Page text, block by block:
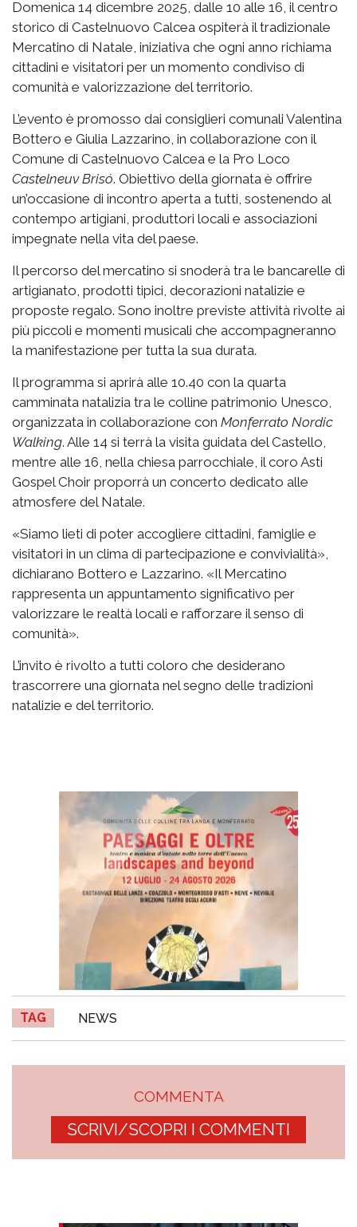
Domenica 14 dicembre 2025, dalle 10 alle 16, il centro
storico di Castelnuovo Calcea ospiterà il tradizionale
Mercatino di Natale, iniziativa che ogni anno richiama
cittadini e visitatori per un momento condiviso di
comunità e valorizzazione del territorio.
L’evento è promosso dai consiglieri comunali Valentina
Bottero e Giulia Lazzarino, in collaborazione con il
Comune di Castelnuovo Calcea e la Pro Loco
Castelneuv Brisó. Obiettivo della giornata è offrire
un’occasione di incontro aperta a tutti, sostenendo al
contempo artigiani, produttori locali e associazioni
impegnate nella vita del paese.
Il percorso del mercatino si snoderà tra le bancarelle di
artigianato, prodotti tipici, decorazioni natalizie e
proposte regalo. Sono inoltre previste attività rivolte ai
più piccoli e momenti musicali che accompagneranno
la manifestazione per tutta la sua durata.
Il programma si aprirà alle 10.40 con la quarta
camminata natalizia tra le colline patrimonio Unesco,
organizzata in collaborazione con Monferrato Nordic
Walking. Alle 14 si terrà la visita guidata del Castello,
mentre alle 16, nella chiesa parrocchiale, il coro Asti
Gospel Choir proporrà un concerto dedicato alle
atmosfere del Natale.
«Siamo lieti di poter accogliere cittadini, famiglie e
visitatori in un clima di partecipazione e convivialità»,
dichiarano Bottero e Lazzarino. «Il Mercatino
rappresenta un appuntamento significativo per
valorizzare le realtà locali e rafforzare il senso di
comunità».
L’invito è rivolto a tutti coloro che desiderano
trascorrere una giornata nel segno delle tradizioni
natalizie e del territorio.
TAG NEWS
COMMENTA
SCRIVI/SCOPRI I COMMENTI